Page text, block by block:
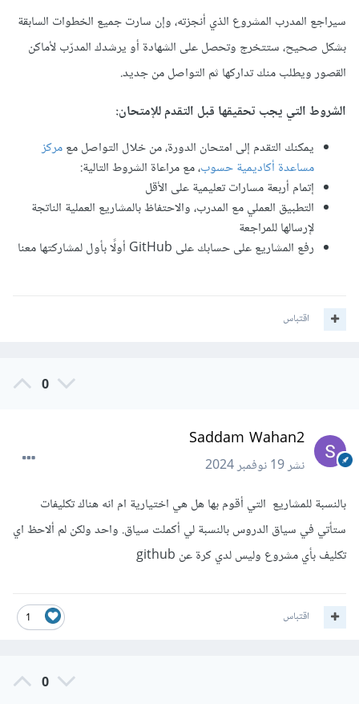
سيراجع المدرب المشروع الذي أنجزته، وإن سارت جميع الخطوات السابقة
بشكل صحيح، ستتخرج وتحصل على الشهادة أو يرشدك المدرّب لأماكن
القصور ويطلب منك تداركها ثم التواصل من جديد.
الشروط التي يجب تحقيقها قبل التقدم للإمتحان:
يمكنك التقدم إلى امتحان الدورة، من خلال التواصل معمركز
مساعدة أكاديمية حسوب، مع مراعاة الشروط التالية:
إتمام أربعة مسارات تعليمية على الأقل
التطبيق العملي مع المدرب، والاحتفاظ بالمشاريع العملية الناتجة
لإرسالها للمراجعة
رفع المشاريع على حسابك على GitHub أولًا بأول لمشاركتها معنا
اقتباس
0
Saddam Wahan2
نشر19 نوفمبر 2024
بالنسبة للمشاريع التي أقوم بها هل هي اختيارية ام انه هناك تكليفات
ستأتي في سياق الدروس بالنسبة لي أكملت سياق. واحد ولكن لم ألاحظ اي
تكليف بأي مشروع وليس لدي كرة عن github
1 اقتباس
0